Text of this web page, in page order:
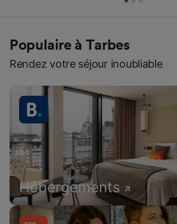
Populaire à Tarbes
Rendez votre séjour inoubliable
Hébergements